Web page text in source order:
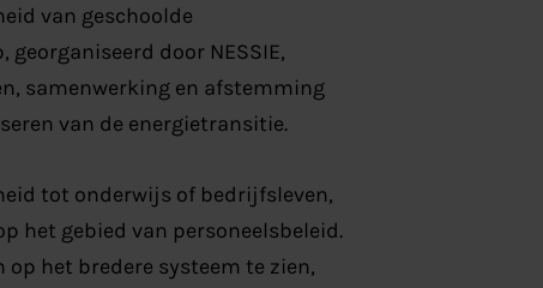
van geschoolde
door NESSIE,
samenwerking en afstemming
van de energietransitie.
tot onderwijs of bedrijfsleven,
het gebied van personeelsbeleid.
het bredere systeem te zien,